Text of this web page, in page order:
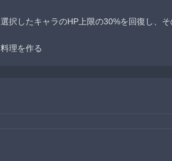
選択したキャラのHP上限の30%を回復し、
料理を作る